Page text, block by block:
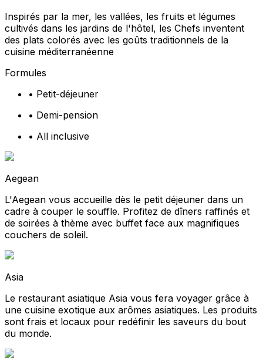
Inspirés par la mer, les vallées, les fruits et légumes
cultivés dans les jardins de l'hôtel, les Chefs inventent
des plats colorés avec les goûts traditionnels de la
cuisine méditerranéenne
Formules
• Petit-déjeuner
• Demi-pension
• All inclusive
Aegean
L'Aegean vous accueille dès le petit déjeuner dans un
cadre à couper le souffle. Profitez de dîners raffinés et
de soirées à thème avec buffet face aux magnifiques
couchers de soleil.
Asia
Le restaurant asiatique Asia vous fera voyager grâce à
une cuisine exotique aux arômes asiatiques. Les produits
sont frais et locaux pour redéfinir les saveurs du bout
du monde.